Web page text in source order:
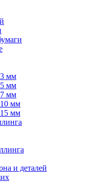
3 мм
5 мм
7 мм
мм
мм
и деталей